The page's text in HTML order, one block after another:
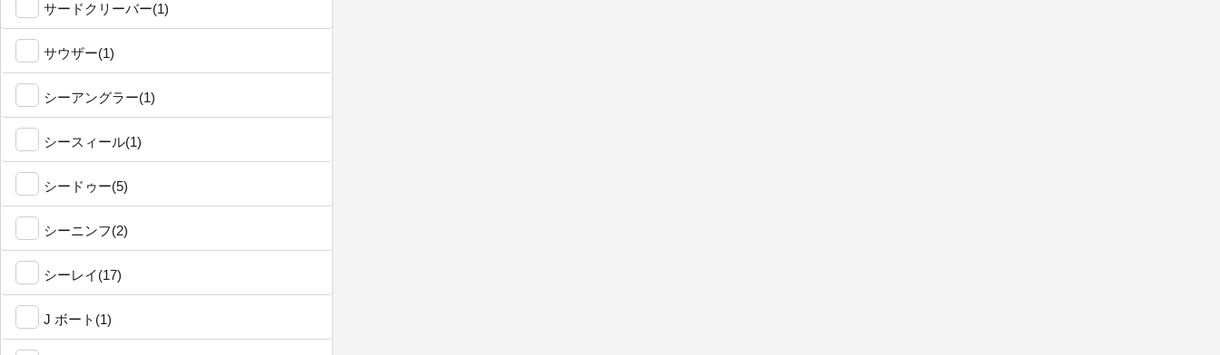
サードクリーバー(1)
サウザー(1)
シーアングラー(1)
シースィール(1)
シードゥー(5)
シーニンフ(2)
シーレイ(17)
J ボート(1)